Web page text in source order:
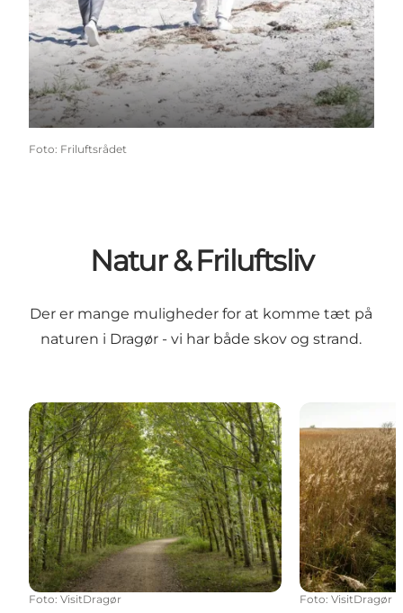
Foto: Friluftsrådet
Natur & Friluftsliv
Der er mange muligheder for at komme tæt på
naturen i Dragør - vi har både skov og strand.
Kongelundsskoven
Foto: VisitDragør Foto: VisitDragør